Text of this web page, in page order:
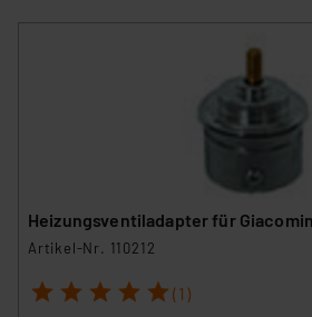
Heizungsventiladapter für
Artikel-Nr. 110212
1 2 3 4 5 (1)